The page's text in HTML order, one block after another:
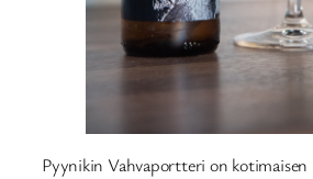
Pyynikin Vahvaportteri on